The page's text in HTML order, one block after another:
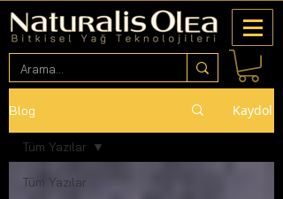
Blog Kaydol
Tüm Yazılar
Tüm Yazılar